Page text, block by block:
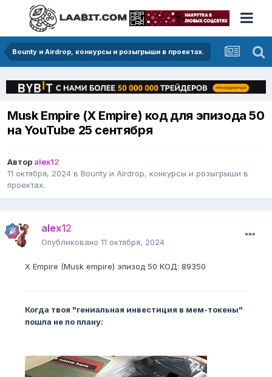
Bounty и Airdrop, конкурсы и розыгрыши в проектах.
Musk Empire (X Empire) код для эпизода 50
на YouTube 25 сентября
Автор alex12
11 октября, 2024 в Bounty и Airdrop, конкурсы и розыгрыши в
проектах.
alex12
Опубликовано 11 октября, 2024
X Empire (Musk empire) эпизод 50 КОД: 89350
Когда твоя "гениальная инвестиция в мем-токены"
пошла не по плану: